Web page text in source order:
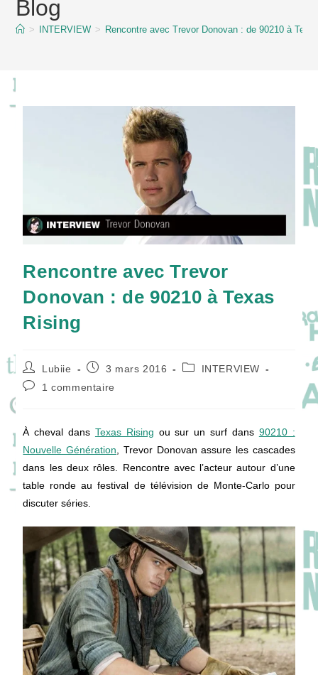
contentBlog
> INTERVIEW > Rencontre avec Trevor Donovan : de 90210 à
Rencontre avec Trevor
Donovan : de 90210 à Texas
Rising
Auteur/autrice
de
la
Lubiie
Publication
3 mars 2016
PostINTERVIEW
Commentaires
publication :
1 commentaire
À cheval dans Texas Rising ou sur un surf dans 90210 :
Nouvelle Génération , Trevor Donovan assure les cascades
dans les deux rôles. Rencontre avec l’acteur autour d’une
table ronde au festival de télévision de Monte-Carlo pour
discuter séries.